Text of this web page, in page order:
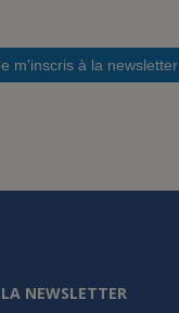
m'inscris à la newsletter
NEWSLETTER